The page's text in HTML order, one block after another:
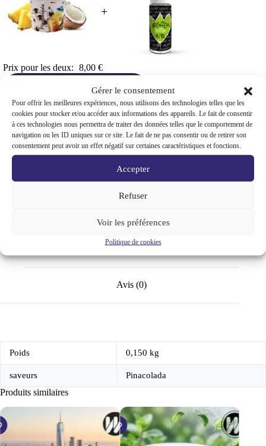
Gérer le consentement
Pour offrir les meilleures expériences, nous utilisons des technologies telles que les
cookies pour stocker et/ou accéder aux informations des appareils. Le fait de consentir
à ces technologies nous permettra de traiter des données telles que le comportement de
navigation ou les ID uniques sur ce site. Le fait de ne pas consentir ou de retirer son
consentement peut avoir un effet négatif sur certaines caractéristiques et fonctions.
Accepter
Refuser
Voir les préférences
Politique de cookies
+
Prix pour les deux: 8,00 €
Ajouter les deux au panier
This Product: Pâte Chicha hookah ICE FRUTZ 120g 0%
Free nicotine - Pinacolada saveurs: Pinacolada-
7,00 €
Le
prix
initial
était :
6,50€
Le
prix
actuel
est :
Booster nicotine Liquideo 10ml 20mg/ml - Booster
Informations complémentaires
Avis (0)
Poids 0,150 kg
saveurs Pinacolada
Produits similaires
ÉPUISÉ